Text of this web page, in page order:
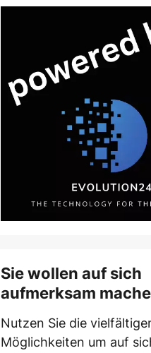
Sie wollen auf sich
aufmerksam
Nutzen Sie die
Möglichkeiten um auf